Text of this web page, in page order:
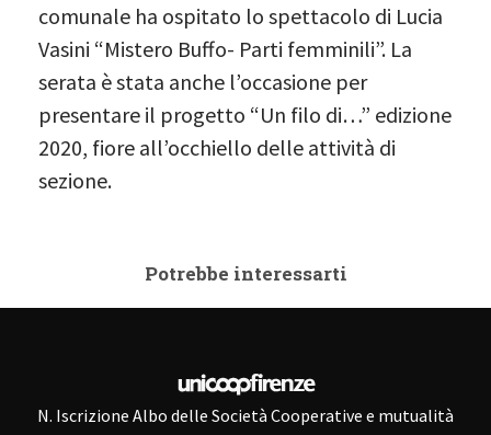
comunale ha ospitato lo spettacolo di Lucia
Vasini “Mistero Buffo- Parti femminili”. La
serata è stata anche l’occasione per
presentare il progetto “Un filo di…” edizione
2020, fiore all’occhiello delle attività di
sezione.
Potrebbe interessarti
N. Iscrizione Albo delle Società Cooperative e mutualità